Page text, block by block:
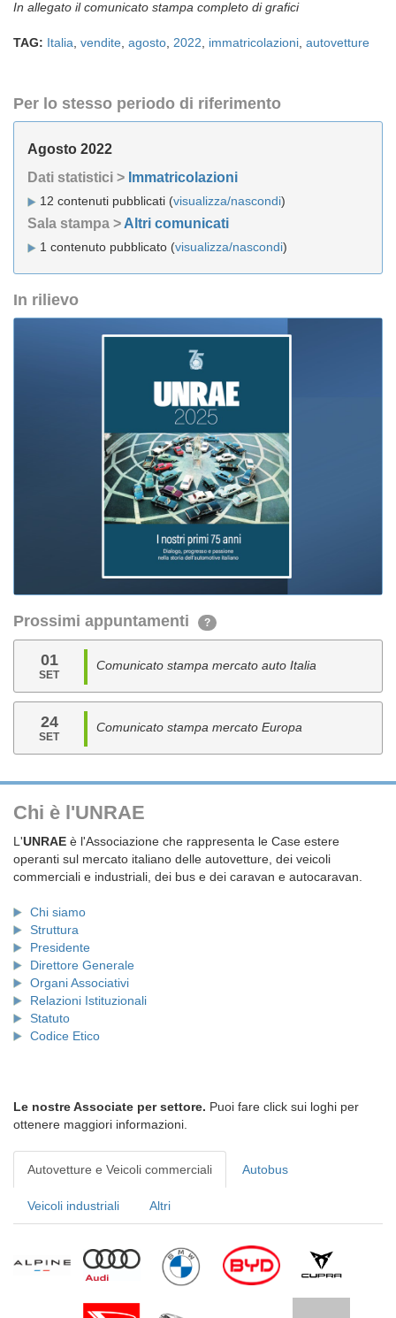
In allegato il comunicato stampa completo di grafici
TAG: Italia vendite agosto 2022 immatricolazioni autovetture
Per lo stesso periodo di riferimento
Agosto 2022
Dati statistici > Immatricolazioni
12 contenuti pubblicati (visualizza/nascondi)
Sala stampa > Altri comunicati
1 contenuto pubblicato (visualizza/nascondi)
In rilievo
Prossimi appuntamenti ?
01
SET
Comunicato stampa mercato auto Italia
24
SET
Comunicato stampa mercato Europa
Chi è l'UNRAE
L'UNRAE è l'Associazione che rappresenta le Case estere
operanti sul mercato italiano delle autovetture, dei veicoli
commerciali e industriali, dei bus e dei caravan e autocaravan.
Chi siamo
Struttura
Presidente
Direttore Generale
Organi Associativi
Relazioni Istituzionali
Statuto
Codice Etico
Le nostre Associate per settore. Puoi fare click sui loghi per
ottenere maggiori informazioni.
Autovetture e Veicoli commerciali Autobus
Veicoli industriali Altri